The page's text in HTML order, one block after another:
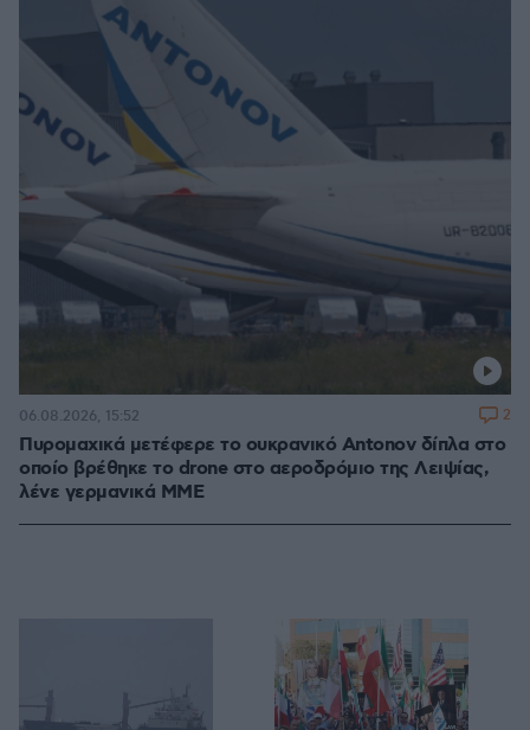
Πυρομαχικά μετέφερε το ουκρανικό Antonov δίπλα στο
οποίο βρέθηκε το drone στο αεροδρόμιο της Λειψίας,
λένε γερμανικά ΜΜΕ
06.08.2026, 15:52 2